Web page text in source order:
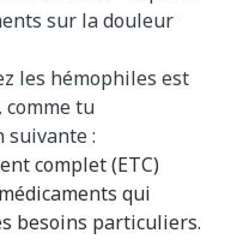
sur la douleur
les hémophiles est
comme tu
suivante :
complet (ETC)
qui
besoins particuliers.